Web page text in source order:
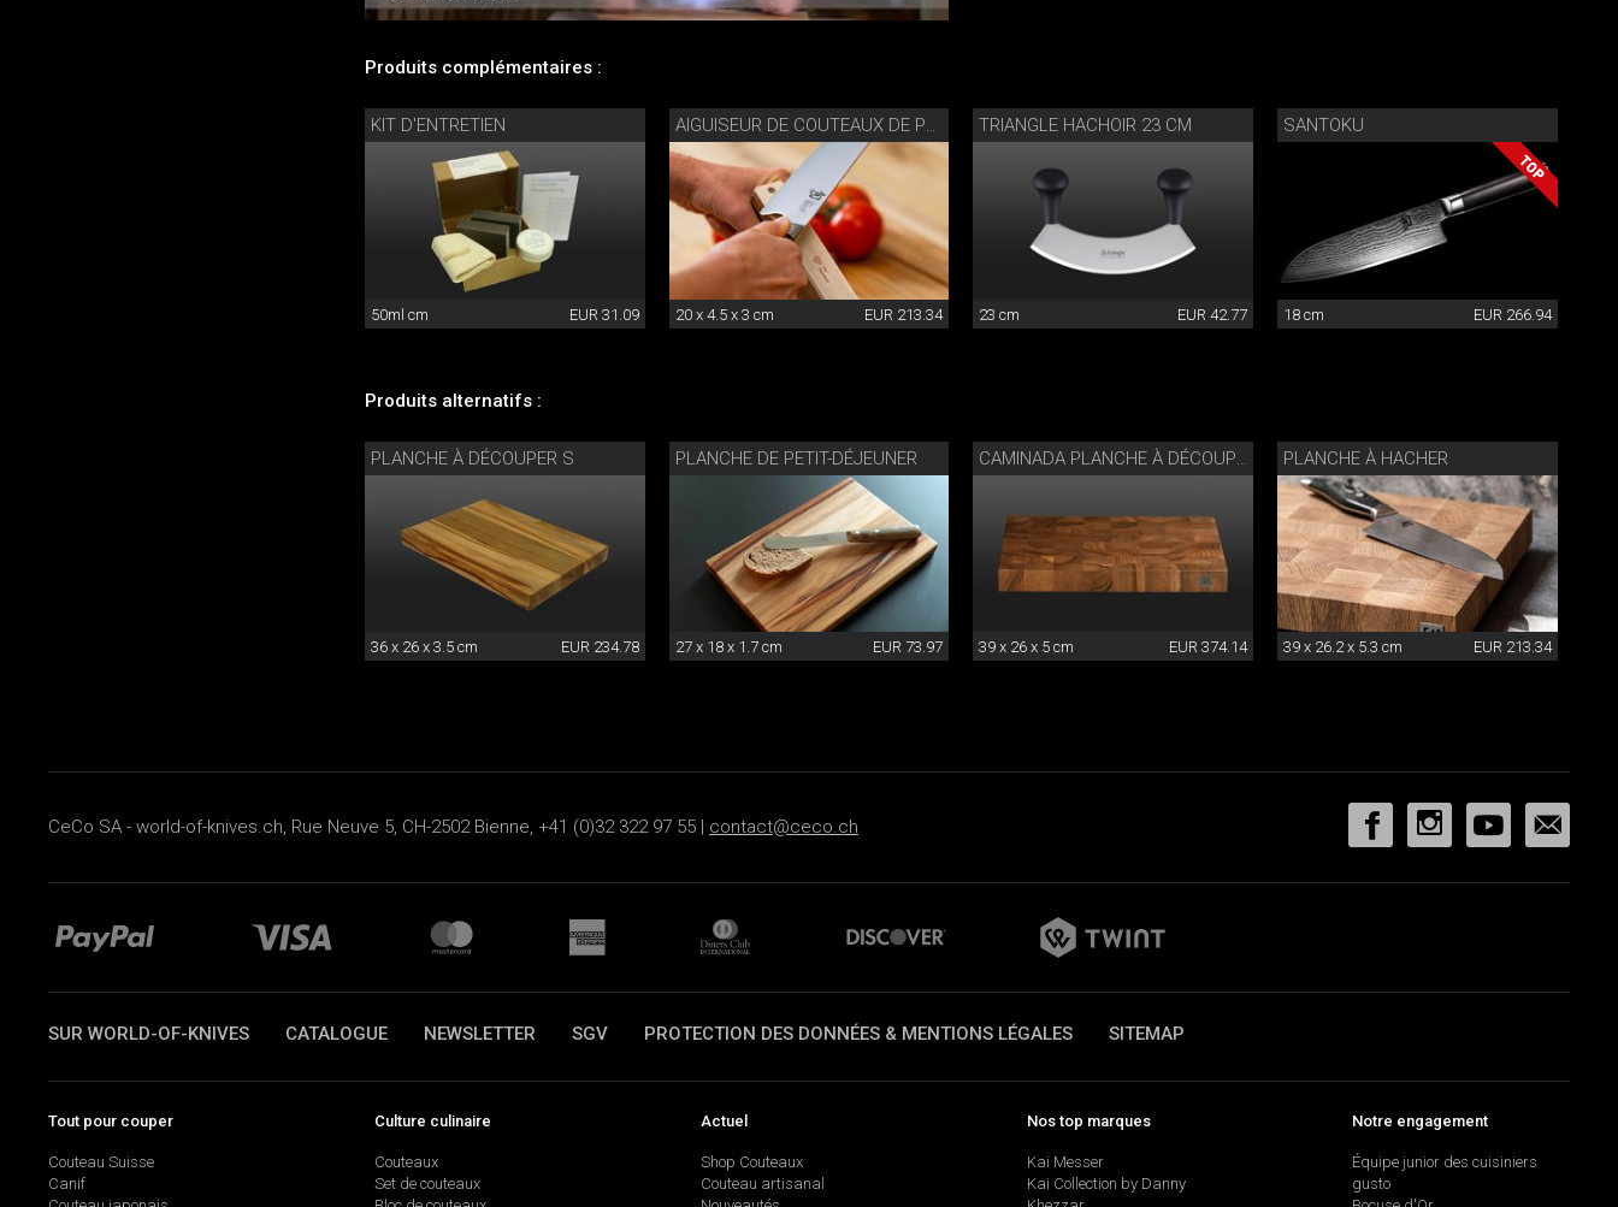
Produits complémentaires :
KIT D'ENTRETIEN
50ml cm EUR 31.09
AIGUISEUR DE COUTEAUX DE PRÉCISION
20 x 4.5 x 3 cm EUR 213.34
TRIANGLE HACHOIR 23 CM
23 cm EUR 42.77
SANTOKU
18 cm EUR 266.94
Produits alternatifs :
PLANCHE À DÉCOUPER S
36 x 26 x 3.5 cm EUR 234.78
PLANCHE DE PETIT-DÉJEUNER
27 x 18 x 1.7 cm EUR 73.97 39 x 26 x 5 cm EUR 374.14
PLANCHE À HACHER
39 x 26.2 x 5.3 cm EUR 213.34
CeCo SA - world-of-knives.ch, Rue Neuve 5, CH-2502 Bienne, +41 (0)32 322 97 55 | contact@ceco.ch
SUR WORLD-OF-KNIVES CATALOGUE NEWSLETTER SGV PROTECTION DES DONNÉES & MENTIONS LÉGALES SITEMAP
Tout pour couper
Couteau Suisse
Canif
Culture culinaire
Couteaux
Set de couteaux
Actuel
Shop Couteaux
Couteau artisanal
Nos top marques
Kai Messer
Kai Collection by Danny
Notre engagement
Équipe junior des cuisiniers
gusto